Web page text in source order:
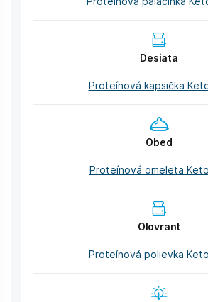
Desiata
Proteínová kapsička
Obed
Proteínová omeleta
Olovrant
Proteínová polievka